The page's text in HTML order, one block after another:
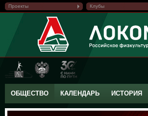
Проекты Клубы
ОБЩЕСТВО КАЛЕНДАРЬ ИСТОРИЯ